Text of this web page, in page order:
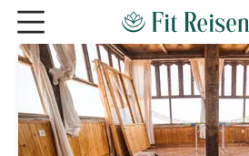
Zum Hauptinhalt springen